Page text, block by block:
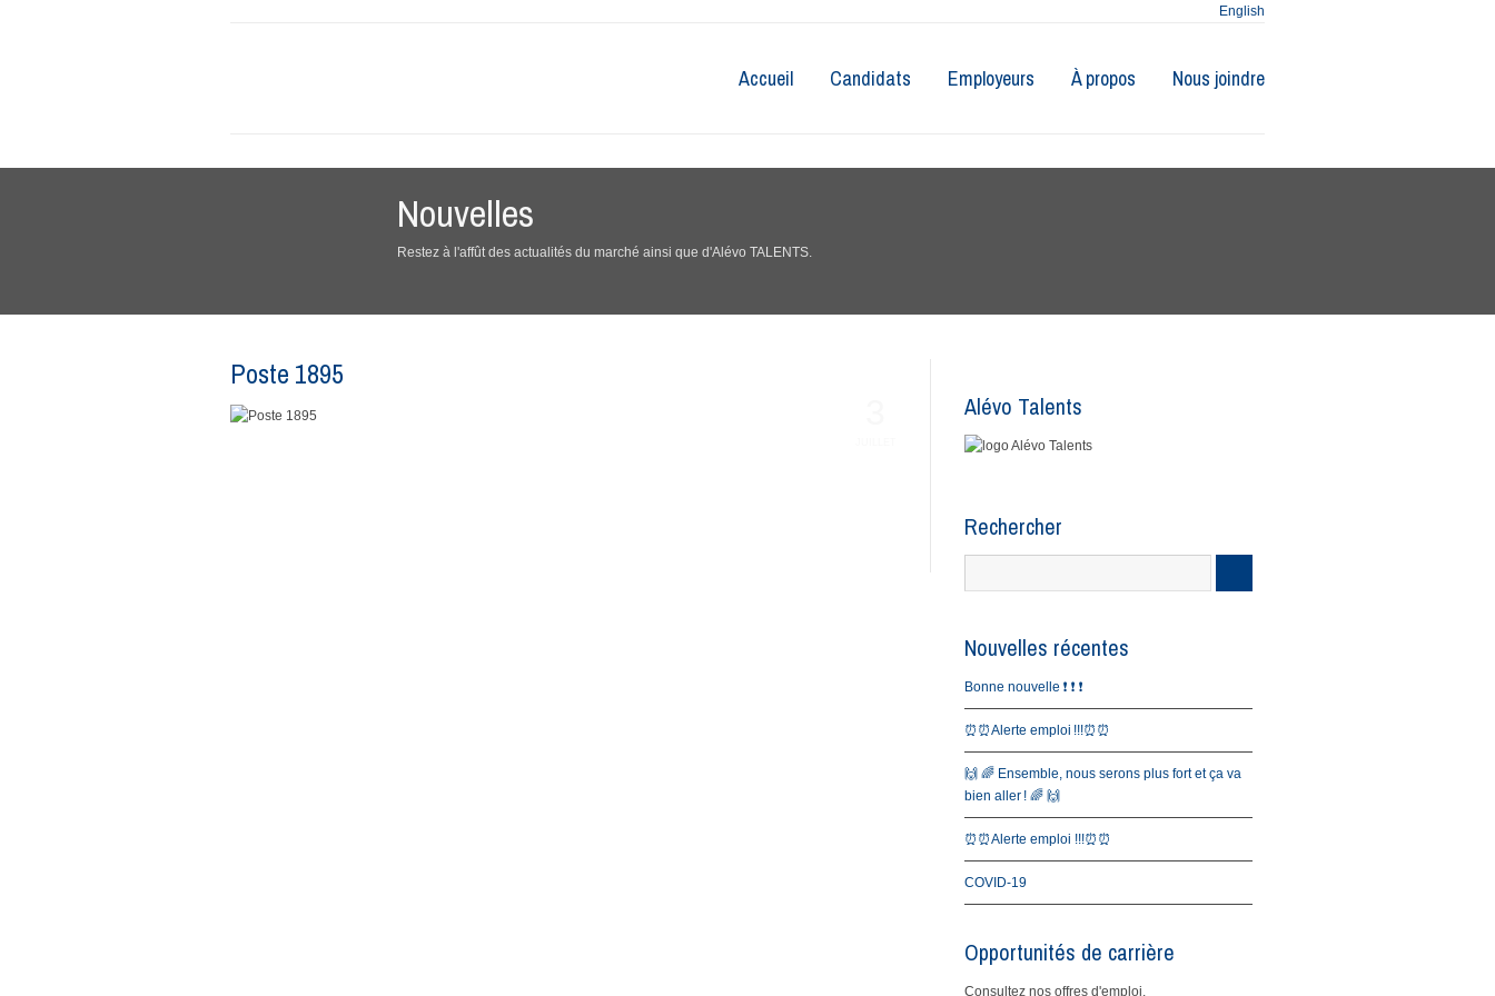
English
Accueil Candidats Employeurs À propos Nous joindre
Nouvelles
Restez à l'affût des actualités du marché ainsi que d'Alévo TALENTS.
Poste 1895
Alévo Talents
Rechercher
Nouvelles récentes
Bonne nouvelle ❗️ ❗️ ❗️
⏰⏰Alerte emploi !!!⏰⏰
🙌 🌈 Ensemble, nous serons plus fort et ça va
bien aller ! 🌈 🙌
⏰⏰Alerte emploi !!!⏰⏰
COVID-19
Opportunités de carrière
Consultez nos offres d'emploi.